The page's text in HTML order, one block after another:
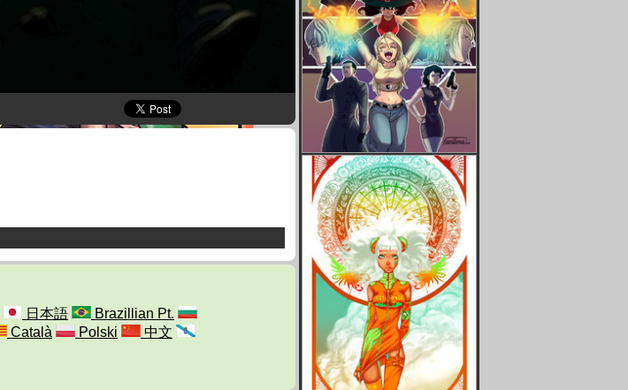
日本語
Brazillian Pt.
Català Polski
中文